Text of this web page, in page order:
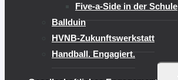
Five-a-Side in der Schule
Ballduin
HVNB-Zukunftswerkstatt
Handball. Engagiert.